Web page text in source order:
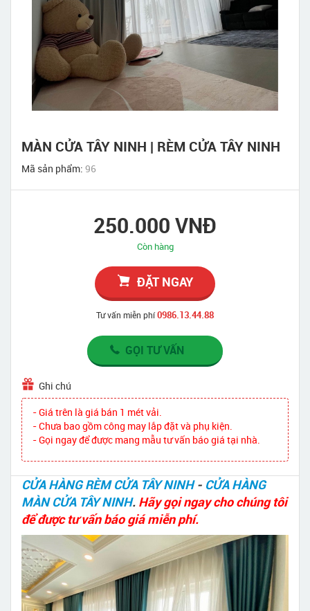
MÀN CỬA TÂY NINH | RÈM CỬA TÂY NINH
Mã sản phẩm: 96
250.000 VNĐ
Còn hàng
ĐẶT NGAY
Tư vấn miễn phí0986.13.44.88
GỌI TƯ VẤN
Ghi chú
- Giá trên là giá bán 1 mét vải.
- Chưa bao gồm công may lắp đặt và phụ kiện.
- Gọi ngay để được mang mẫu tư vấn báo giá tại nhà.
CỬA HÀNG RÈM CỬA TÂY NINH- CỬA HÀNG
MÀN CỬA TÂY NINH. Hãy gọi ngay cho chúng tôi
để được tư vấn báo giá miễn phí.